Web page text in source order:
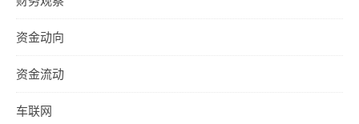
资金动向
资金流动
车联网